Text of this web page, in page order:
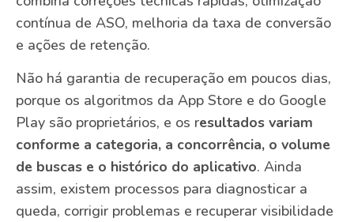
contínua de ASO, melhoria da taxa de conversão
e ações de retenção.
Não há garantia de recuperação em poucos dias,
porque os algoritmos da App Store e do Google
Play são proprietários, e os resultados variam
conforme a categoria, a concorrência, o volume
de buscas e o histórico do aplicativo. Ainda
assim, existem processos para diagnosticar a
queda, corrigir problemas e recuperar visibilidade